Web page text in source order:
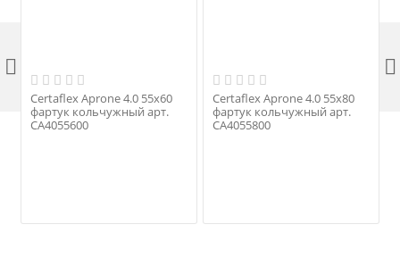
Certaflex Aprone 4.0 55х60
фартук кольчужный арт.
CA4055600
Certaflex Aprone 4.0 55х80
фартук кольчужный арт.
CA4055800
 